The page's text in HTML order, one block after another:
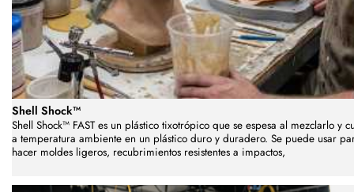
Shell Shock™
Shell Shock™ FAST es un plástico tixotrópico que se espesa al mezclarlo y
a temperatura ambiente en un plástico duro y duradero. Se puede usar
hacer moldes ligeros, recubrimientos resistentes a impactos,